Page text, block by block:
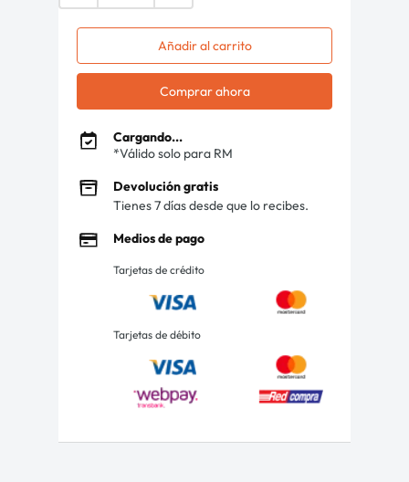
Añadir al carrito
Comprar ahora
Cargando...
*Válido solo para RM
Devolución gratis
Tienes 7 días desde que lo recibes.
Medios de pago
Tarjetas de crédito
Tarjetas de débito